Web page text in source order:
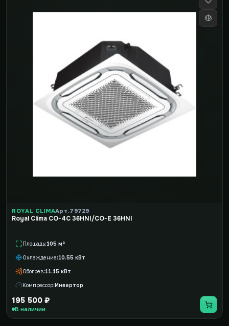
ROYAL CLIMAАрт. 79729
Royal Clima CO-4C 36HNI/CO-E 36HNI
Площадь 105 м²
Охлаждение 10.55 кВт
Обогрев 11.15 кВт
Компрессор Инвертор
195 500 ₽
В наличии